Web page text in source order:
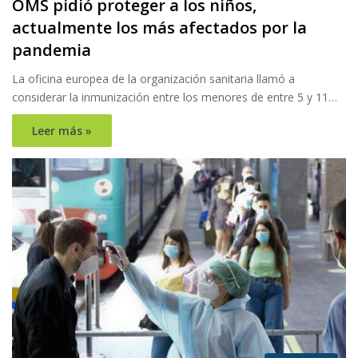
OMS pidió proteger a los niños,
actualmente los más afectados por la
pandemia
La oficina europea de la organización sanitaria llamó a
considerar la inmunización entre los menores de entre 5 y 11…
Leer más »